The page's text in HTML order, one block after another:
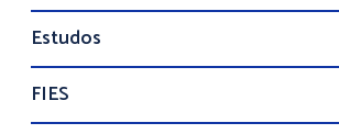
Estudos
FIES